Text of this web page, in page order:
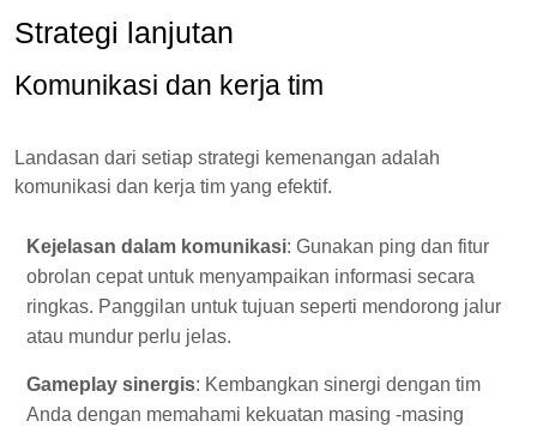
Strategi lanjutan
Komunikasi dan kerja tim
Landasan dari setiap strategi kemenangan adalah
komunikasi dan kerja tim yang efektif.
Kejelasan dalam komunikasi: Gunakan ping dan fitur
obrolan cepat untuk menyampaikan informasi secara
ringkas. Panggilan untuk tujuan seperti mendorong jalur
atau mundur perlu jelas.
Gameplay sinergis: Kembangkan sinergi dengan tim
Anda dengan memahami kekuatan masing -masing